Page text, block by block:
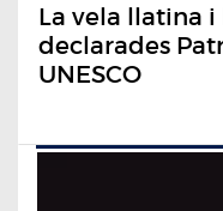
La vela llatina i
declarades
UNESCO